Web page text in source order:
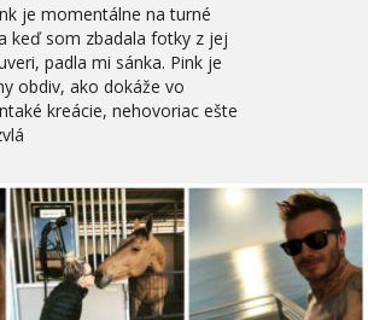
je momentálne na turné
keď som zbadala fotky z jej
padla mi sánka. Pink je
obdiv, ako dokáže vo
kreácie, nehovoriac ešte